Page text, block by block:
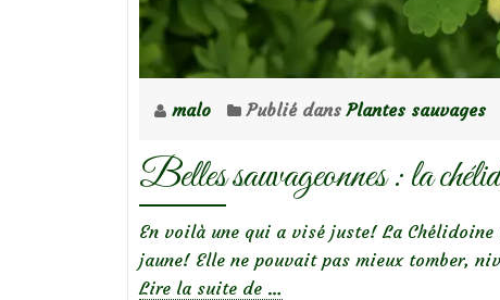
malo Publié dansPlantes sauvages
Belles sauvageonnes : la
En voilà une qui a visé juste! La
jaune! Elle ne pouvait pas mieux tomber,
Lire la suite de …